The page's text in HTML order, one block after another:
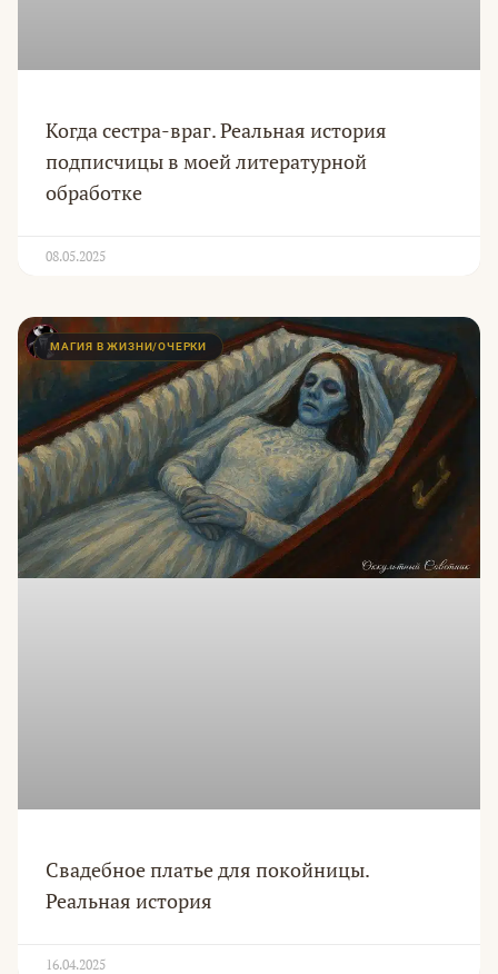
Когда сестра-враг. Реальная история
подписчицы в моей литературной
обработке
08.05.2025
МАГИЯ В ЖИЗНИ/ОЧЕРКИ
Свадебное платье для покойницы.
Реальная история
16.04.2025